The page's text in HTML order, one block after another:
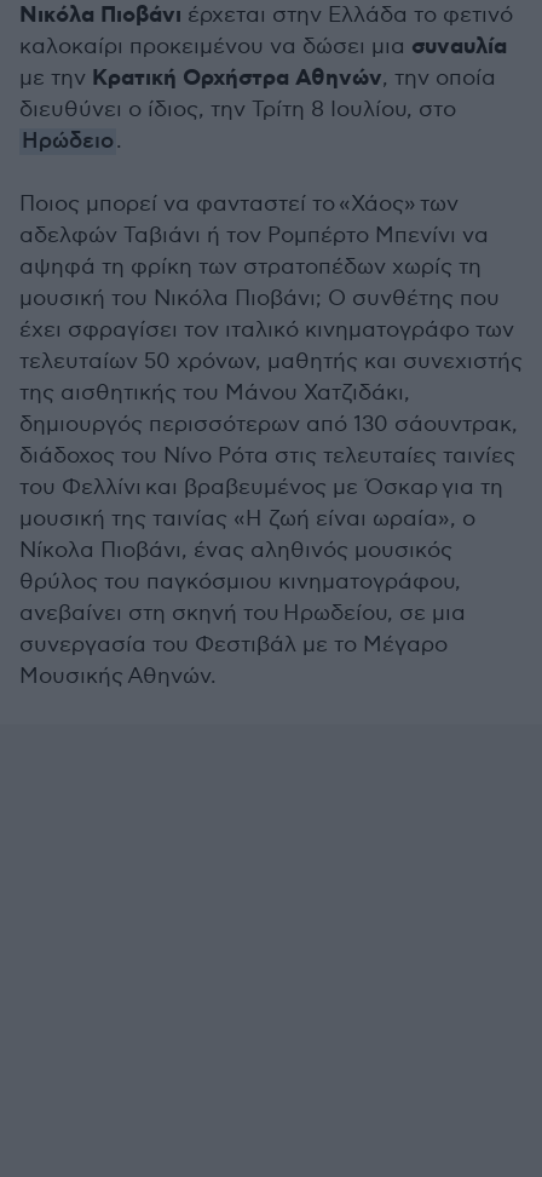
Νικόλα Πιοβάνι έρχεται στην Ελλάδα το φετινό
καλοκαίρι προκειμένου να δώσει μια συναυλία
με την Κρατική Ορχήστρα Αθηνών, την οποία
διευθύνει ο ίδιος, την Τρίτη 8 Ιουλίου, στο
Ηρώδειο.
Ποιος μπορεί να φανταστεί το «Χάος» των
αδελφών Ταβιάνι ή τον Ρομπέρτο Μπενίνι να
αψηφά τη φρίκη των στρατοπέδων χωρίς τη
μουσική του Νικόλα Πιοβάνι; Ο συνθέτης που
έχει σφραγίσει τον ιταλικό κινηματογράφο των
τελευταίων 50 χρόνων, μαθητής και συνεχιστής
της αισθητικής του Μάνου Χατζιδάκι,
δημιουργός περισσότερων από 130 σάουντρακ,
διάδοχος του Νίνο Ρότα στις τελευταίες ταινίες
του Φελλίνι και βραβευμένος με Όσκαρ για τη
μουσική της ταινίας «Η ζωή είναι ωραία», ο
Νίκολα Πιοβάνι, ένας αληθινός μουσικός
θρύλος του παγκόσμιου κινηματογράφου,
ανεβαίνει στη σκηνή του Ηρωδείου, σε μια
συνεργασία του Φεστιβάλ με το Μέγαρο
Μουσικής Αθηνών.